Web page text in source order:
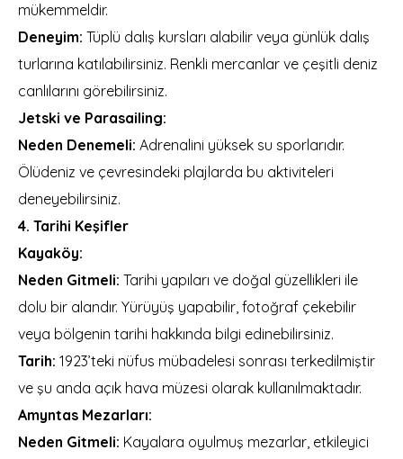
mükemmeldir.
Deneyim: Tüplü dalış kursları alabilir veya günlük dalış
turlarına katılabilirsiniz. Renkli mercanlar ve çeşitli deniz
canlılarını görebilirsiniz.
Jetski ve Parasailing:
Neden Denemeli: Adrenalini yüksek su sporlarıdır.
Ölüdeniz ve çevresindeki plajlarda bu aktiviteleri
deneyebilirsiniz.
4. Tarihi Keşifler
Kayaköy:
Neden Gitmeli: Tarihi yapıları ve doğal güzellikleri ile
dolu bir alandır. Yürüyüş yapabilir, fotoğraf çekebilir
veya bölgenin tarihi hakkında bilgi edinebilirsiniz.
Tarih: 1923’teki nüfus mübadelesi sonrası terkedilmiştir
ve şu anda açık hava müzesi olarak kullanılmaktadır.
Amyntas Mezarları:
Neden Gitmeli: Kayalara oyulmuş mezarlar, etkileyici